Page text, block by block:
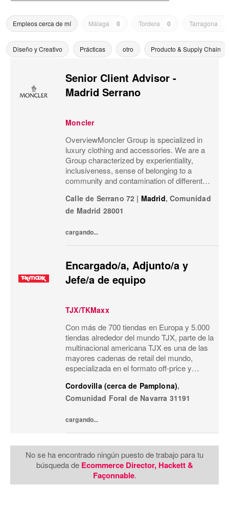
Empleos cerca de mí Málaga 0 Tordera 0 Tarragona
Diseño y Creativo Prácticas otro Producto & Supply Chain
Senior Client Advisor -
Madrid Serrano
Moncler
OverviewMoncler Group is specialized in
luxury clothing and accessories. We are a
Group characterized by experientiality,
inclusiveness, sense of belonging to a
community and contamination of different
Moncler’s social channels not only
communicate our...
Calle de Serrano 72 | Madrid,Comunidad
de Madrid 28001
cargando...
Encargado/a, Adjunto/a y
Jefe/a de equipo
TJX/TKMaxx
Con más de 700 tiendas en Europa y 5.000
tiendas alrededor del mundo TJX, parte de la
multinacional americana TJX es una de las
mayores cadenas de retail del mundo,
especializada en el formato off-price y
Primeras marcas, calidad, variedad y moda
a...
Cordovilla (cerca de Pamplona),
Comunidad Foral de Navarra 31191
cargando...
No se ha encontrado ningún puesto de trabajo para tu
búsqueda de Ecommerce Director, Hackett &
Façonnable.